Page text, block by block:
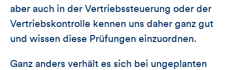
aber auch in der Vertriebssteuerung oder der
Vertriebskontrolle kennen uns daher ganz gut
und wissen diese Prüfungen einzuordnen.
Ganz anders verhält es sich bei ungeplanten